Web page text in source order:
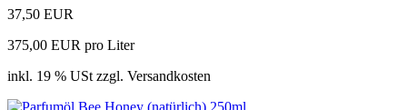
37,50 EUR
375,00 EUR pro Liter
inkl. 19 % USt zzgl. Versandkosten